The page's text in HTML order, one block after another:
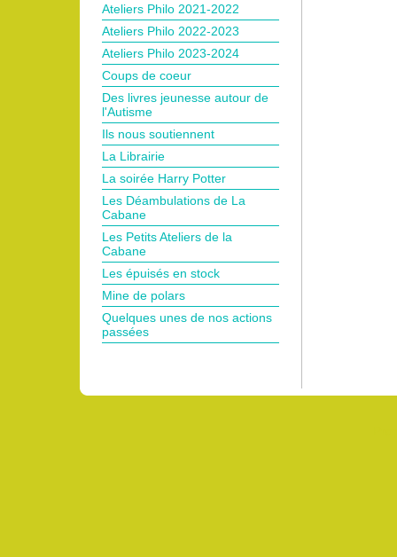
Ateliers Philo 2021-2022
Ateliers Philo 2022-2023
Ateliers Philo 2023-2024
Coups de coeur
Des livres jeunesse autour de
l'Autisme
Ils nous soutiennent
La Librairie
La soirée Harry Potter
Les Déambulations de La
Cabane
Les Petits Ateliers de la
Cabane
Les épuisés en stock
Mine de polars
Quelques unes de nos actions
passées